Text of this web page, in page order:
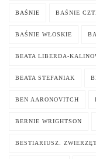
BAŚNIE BAŚNIE
BAŚNIE WŁOSKIE
BEATA LIBERDA-
BEATA STEFANIAK
BEN AARONOVITCH
BERNIE WRIGHTSON
BESTIARIUSZ.